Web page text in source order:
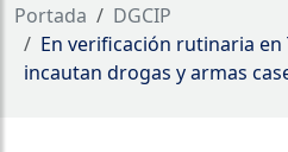
Portada
DGCIP
En verificación rutinaria en
incautan drogas y armas